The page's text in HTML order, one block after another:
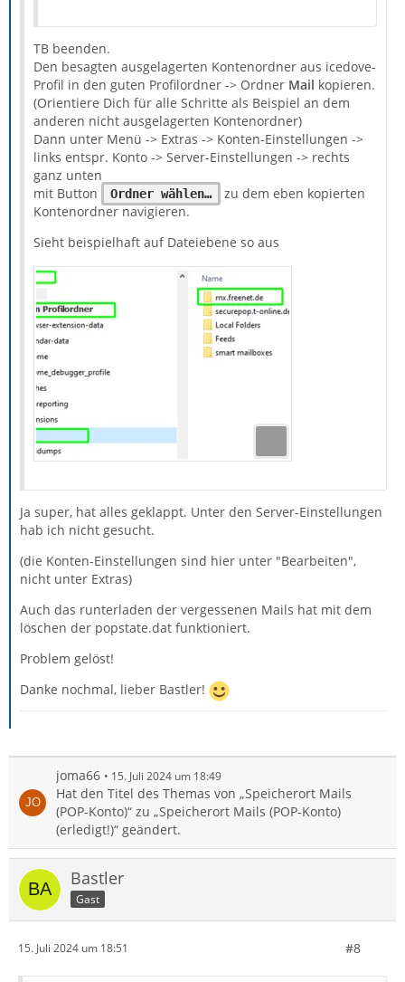
TB beenden.
Den besagten ausgelagerten Kontenordner aus icedove-
Profil in den guten Profilordner -> Ordner Mail kopieren.
(Orientiere Dich für alle Schritte als Beispiel an dem
anderen nicht ausgelagerten Kontenordner)
Dann unter Menü -> Extras -> Konten-Einstellungen ->
links entspr. Konto -> Server-Einstellungen -> rechts
ganz unten
mit Button
Ordner wählen…
zu dem eben kopierten
Kontenordner navigieren.
Sieht beispielhaft auf Dateiebene so aus
Ja super, hat alles geklappt. Unter den Server-Einstellungen
hab ich nicht gesucht.
(die Konten-Einstellungen sind hier unter "Bearbeiten",
nicht unter Extras)
Auch das runterladen der vergessenen Mails hat mit dem
löschen der popstate.dat funktioniert.
Problem gelöst!
Danke nochmal, lieber Bastler!
joma66 15. Juli 2024 um 18:49
Hat den Titel des Themas von „Speicherort Mails
(POP-Konto)“ zu „Speicherort Mails (POP-Konto)
(erledigt!)“ geändert.
Bastler
Gast
15. Juli 2024 um 18:51 #8